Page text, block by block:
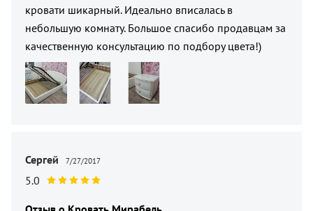
кровати шикарный. Идеально вписалась в
небольшую комнату. Большое спасибо продавцам за
качественную консультацию по подбору цвета!)
Сергей 7/27/2017
5.0